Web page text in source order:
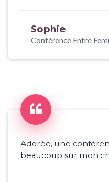
Sophie
Conférence Entre
Adorée, une
beaucoup sur mon